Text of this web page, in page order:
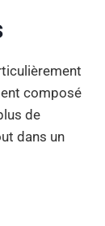
composé
de
dans un